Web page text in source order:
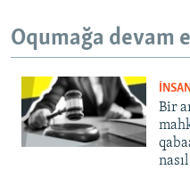
Oqumağa devam
Bir